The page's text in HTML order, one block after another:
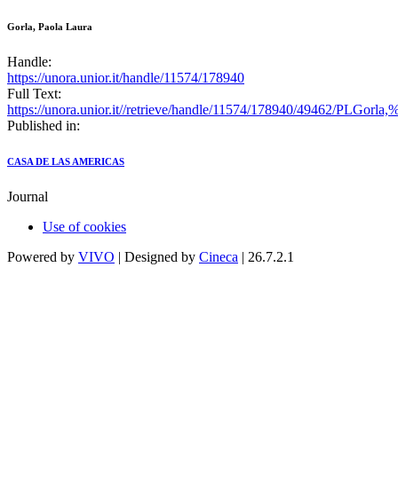
Gorla, Paola Laura
Handle:
https://unora.unior.it/handle/11574/178940
Full Text:
https://unora.unior.it//retrieve/handle/11574/178940/49462/
Published in:
CASA DE LAS AMERICAS
Journal
Use of cookies
Powered by VIVO | Designed by Cineca | 26.7.2.1